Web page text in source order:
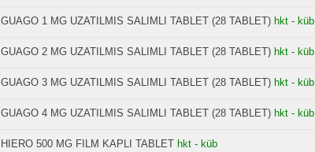
GUAGO 1 MG UZATILMIS SALIMLI TABLET (28 TABLET) hkt - küb
GUAGO 2 MG UZATILMIS SALIMLI TABLET (28 TABLET) hkt - küb
GUAGO 3 MG UZATILMIS SALIMLI TABLET (28 TABLET) hkt - küb
GUAGO 4 MG UZATILMIS SALIMLI TABLET (28 TABLET) hkt - küb
HIERO 500 MG FILM KAPLI TABLET hkt - küb